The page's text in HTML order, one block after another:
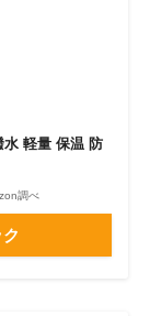
水 軽量 保温 防
調べ